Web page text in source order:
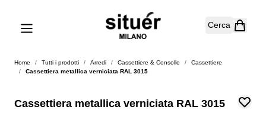
Cerca
Home / Tutti i prodotti / Arredi / Cassettiere & Consolle /
Cassettiere
/
Cassettiera metallica verniciata RAL 3015
Cassettiera metallica verniciata RAL 3015